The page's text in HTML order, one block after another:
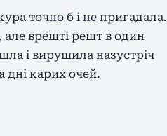
точно б і не пригадала.
але врешті решт в один
і вирушила назустріч
дні карих очей.